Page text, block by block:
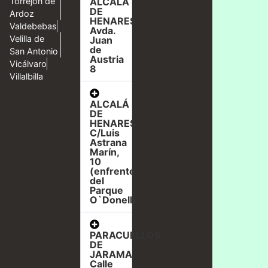
Ardoz
Valdebebas
Velilla de
San Antonio
Vicálvaro
Villalbilla
DE
HENARES,
Avda.
Juan
de
Austria
8
ALCALÁ
DE
HENARES,
C/Luis
Astrana
Marín,
10
(enfrente
del
Parque
O`Donell)
PARACUELLOS
DE
JARAMA,
Calle